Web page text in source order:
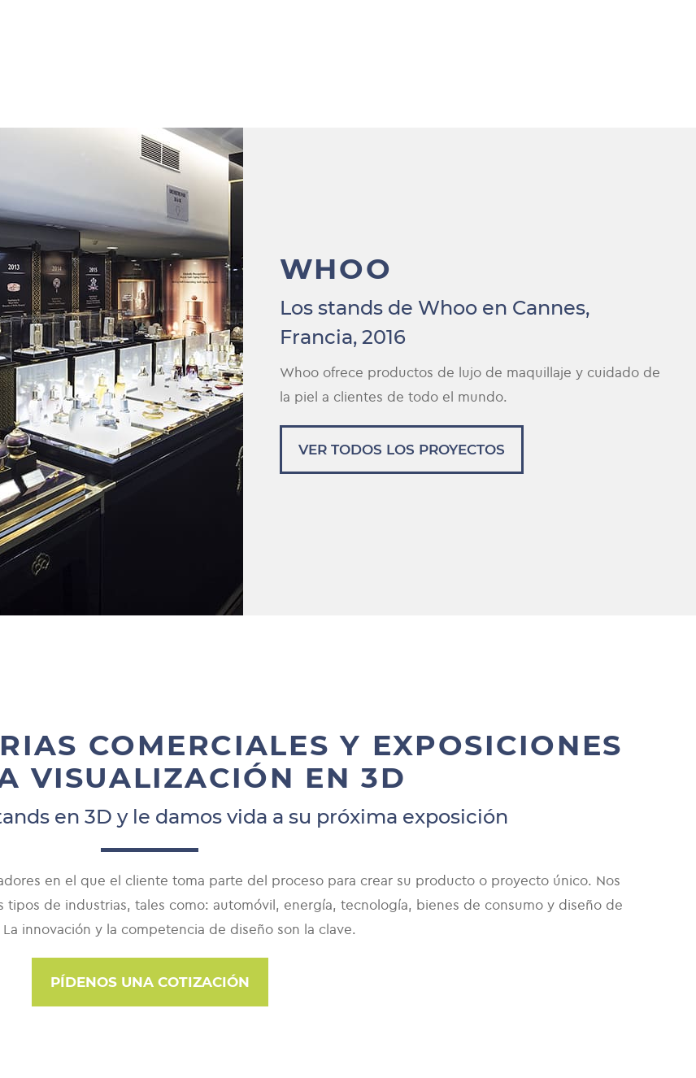
WHOO
Los stands de Whoo en Cannes,
Francia, 2016
Whoo ofrece productos de lujo de maquillaje y cuidado de
la piel a clientes de todo el mundo.
VER TODOS LOS PROYECTOS
COMERCIALES Y EXPOSICIONES
VISUALIZACIÓN EN 3D
en 3D y le damos vida a su próxima exposición
en el que el cliente toma parte del proceso para crear su producto o proyecto único. Nos
de industrias, tales como: automóvil, energía, tecnología, bienes de consumo y diseño de
innovación y la competencia de diseño son la clave.
PÍDENOS UNA COTIZACIÓN